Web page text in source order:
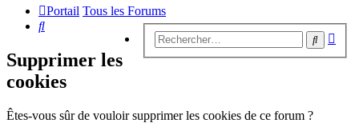
Portail Tous les Forums
Rechercher
Supprimer les
cookies
Êtes-vous sûr de vouloir supprimer les cookies de ce forum ?